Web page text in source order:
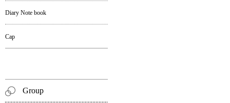
Diary Note book
Cap
Group